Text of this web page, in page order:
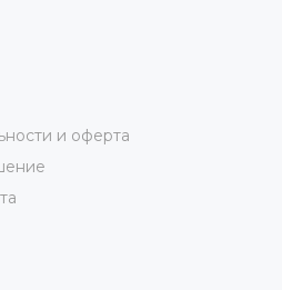
и оферта